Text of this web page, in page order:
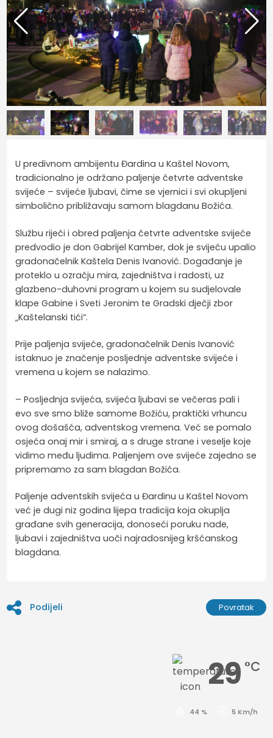
U predivnom ambijentu Đardina u Kaštel Novom,
tradicionalno je održano paljenje četvrte adventske
svijeće – svijeće ljubavi, čime se vjernici i svi okupljeni
simbolično približavaju samom blagdanu Božića.
Službu riječi i obred paljenja četvrte adventske svijeće
predvodio je don Gabrijel Kamber, dok je svijeću upalio
gradonačelnik Kaštela Denis Ivanović. Događanje je
proteklo u ozračju mira, zajedništva i radosti, uz
glazbeno-duhovni program u kojem su sudjelovale
klape Gabine i Sveti Jeronim te Gradski dječji zbor
„Kaštelanski tići“.
Prije paljenja svijeće, gradonačelnik Denis Ivanović
istaknuo je značenje posljednje adventske svijeće i
vremena u kojem se nalazimo.
– Posljednja svijeća, svijeća ljubavi se večeras pali i
evo sve smo bliže samome Božiću, praktički vrhuncu
ovog došašća, adventskog vremena. Već se pomalo
osjeća onaj mir i smiraj, a s druge strane i veselje koje
vidimo među ljudima. Paljenjem ove svijeće zajedno se
pripremamo za sam blagdan Božića.
Paljenje adventskih svijeća u Đardinu u Kaštel Novom
već je dugi niz godina lijepa tradicija koja okuplja
građane svih generacija, donoseći poruku nade,
ljubavi i zajedništva uoči najradosnijeg kršćanskog
blagdana.
Podijeli Povratak
29 °C
44 % 5 Km/h